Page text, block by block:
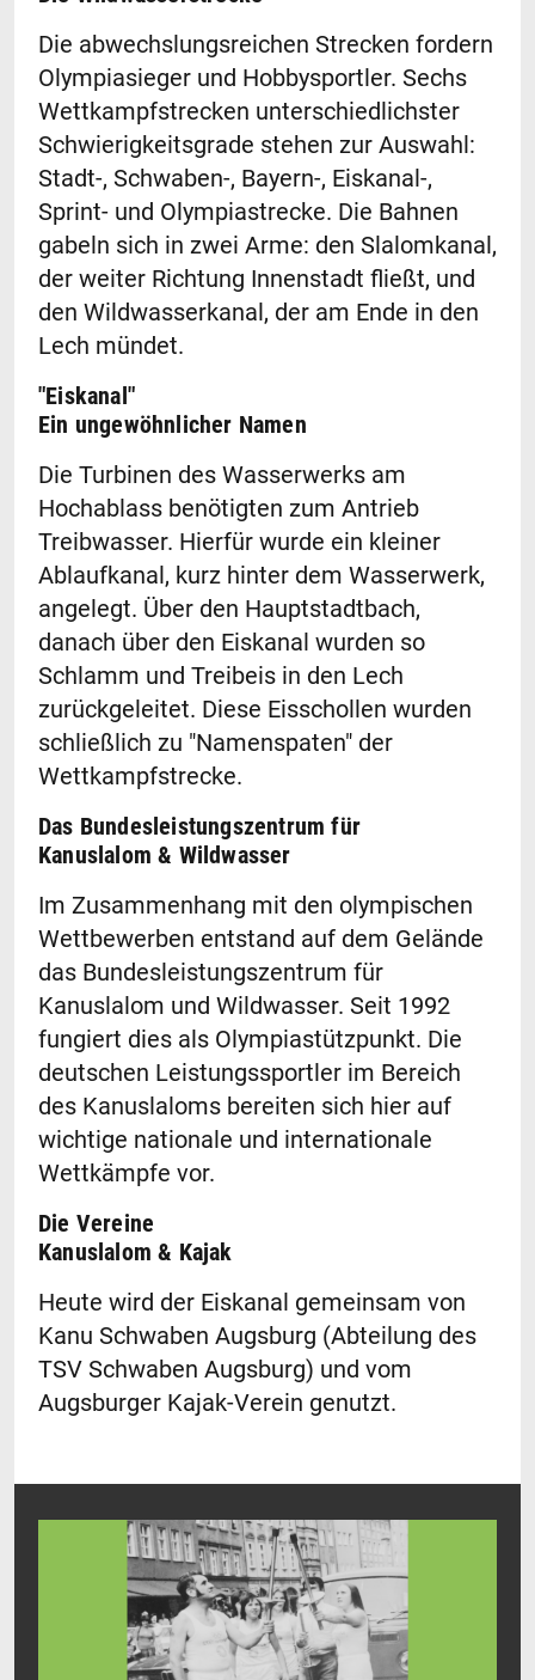
Die abwechslungsreichen Strecken fordern
Olympiasieger und Hobbysportler. Sechs
Wettkampfstrecken unterschiedlichster
Schwierigkeitsgrade stehen zur Auswahl:
Stadt-, Schwaben-, Bayern-, Eiskanal-,
Sprint- und Olympiastrecke. Die Bahnen
gabeln sich in zwei Arme: den Slalomkanal,
der weiter Richtung Innenstadt fließt, und
den Wildwasserkanal, der am Ende in den
Lech mündet.
"Eiskanal"
Ein ungewöhnlicher Namen
Die Turbinen des Wasserwerks am
Hochablass benötigten zum Antrieb
Treibwasser. Hierfür wurde ein kleiner
Ablaufkanal, kurz hinter dem Wasserwerk,
angelegt. Über den Hauptstadtbach,
danach über den Eiskanal wurden so
Schlamm und Treibeis in den Lech
zurückgeleitet. Diese Eisschollen wurden
schließlich zu "Namenspaten" der
Wettkampfstrecke.
Das Bundesleistungszentrum für
Kanuslalom & Wildwasser
Im Zusammenhang mit den olympischen
Wettbewerben entstand auf dem Gelände
das Bundesleistungszentrum für
Kanuslalom und Wildwasser. Seit 1992
fungiert dies als Olympiastützpunkt. Die
deutschen Leistungssportler im Bereich
des Kanuslaloms bereiten sich hier auf
wichtige nationale und internationale
Wettkämpfe vor.
Die Vereine
Kanuslalom & Kajak
Heute wird der Eiskanal gemeinsam von
Kanu Schwaben Augsburg (Abteilung des
TSV Schwaben Augsburg) und vom
Augsburger Kajak-Verein genutzt.